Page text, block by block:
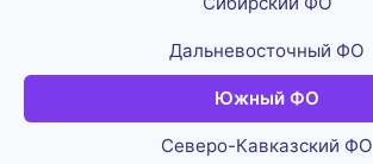
Дальневосточный ФО
Южный ФО
Северо-Кавказский ФО